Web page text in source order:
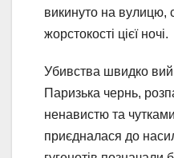
викинуто на
жорстокості цієї ночі.
Убивства швидко
Паризька чернь,
ненавистю та
приєдналася до